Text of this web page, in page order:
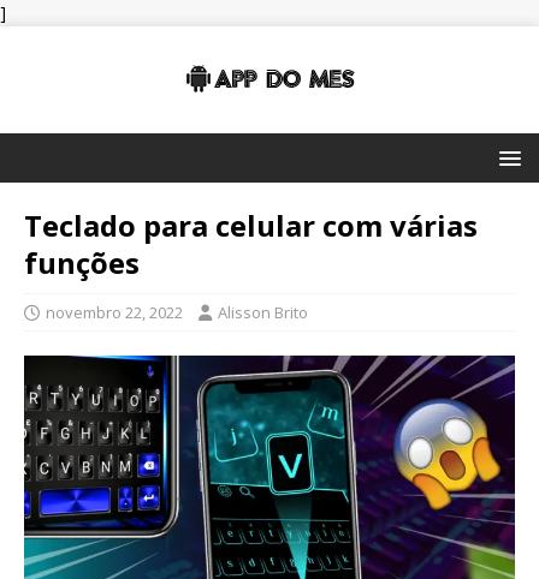
]
Teclado para celular com várias
funções
novembro 22, 2022 Alisson Brito